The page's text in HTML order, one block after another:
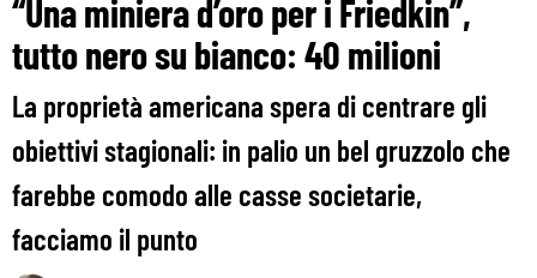
“Una miniera d’oro per i Friedkin”,
tutto nero su bianco: 40 milioni
La proprietà americana spera di centrare gli
obiettivi stagionali: in palio un bel gruzzolo che
farebbe comodo alle casse societarie,
facciamo il punto